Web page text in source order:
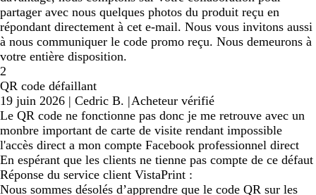
partager avec nous quelques photos du produit reçu en
répondant directement à cet e-mail. Nous vous invitons aussi
à nous communiquer le code promo reçu. Nous demeurons à
votre entière disposition.
2
QR code défaillant
19 juin 2026 | Cedric B. |Acheteur vérifié
Le QR code ne fonctionne pas donc je me retrouve avec un
monbre important de carte de visite rendant impossible
l'accès direct a mon compte Facebook professionnel direct
En espérant que les clients ne tienne pas compte de ce défaut
Réponse du service client VistaPrint :
Nous sommes désolés d’apprendre que le code QR sur les